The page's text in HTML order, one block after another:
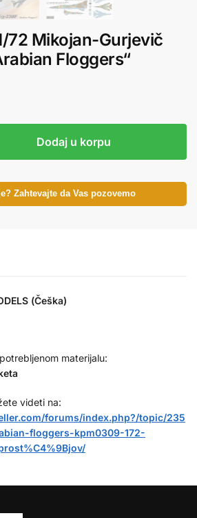
72 Mikojan-Gurjevič
Floggers“
Dodaj u korpu
Zahtevajte da Vas pozovemo
(Češka)
materijalu:
videti na:
forums/index.php?/topic/235
floggers-kpm0309-172-